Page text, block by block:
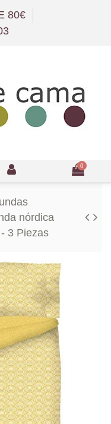
80€
0
nórdica
3 Piezas